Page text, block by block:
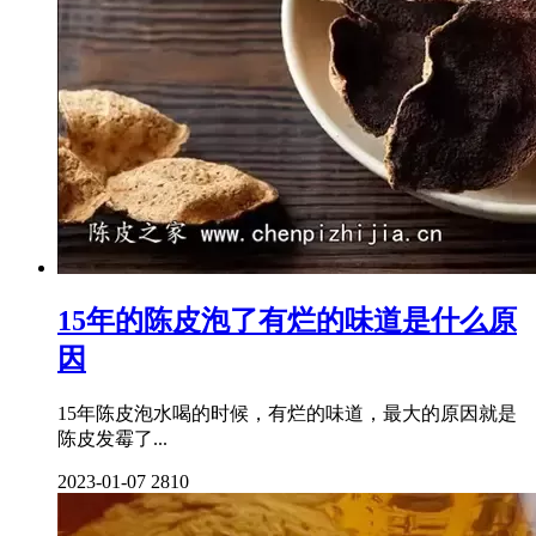
15年的陈皮泡了有烂的味道是什么原
因
15年陈皮泡水喝的时候，有烂的味道，最大的原因就是
陈皮发霉了...
2023-01-07 2810